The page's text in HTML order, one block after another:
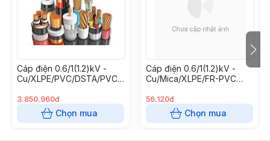
Cáp điện 0.6/1(1.2)kV -
Cu/XLPE/PVC/DSTA/PVC
3.850.960đ
Chọn mua
Cáp điện 0.6/1(1.2)kV -
Cu/Mica/XLPE/FR-PVC
cháy Cadisun)
56.120đ
Chọn mua